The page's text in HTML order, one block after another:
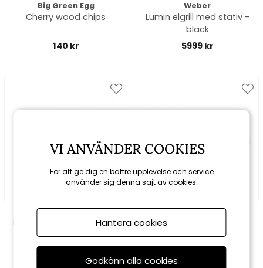
Big Green Egg
Cherry wood chips
140 kr
Weber
Lumin elgrill med stativ -
black
5999 kr
Weber
Regulatorset till gasolgrill
Weber
Konverteringskit till 5/10
kg gasolflaskor
VI ANVÄNDER COOKIES
För att ge dig en bättre upplevelse och service
använder sig denna sajt av cookies.
Hantera cookies
Godkänn alla cookies